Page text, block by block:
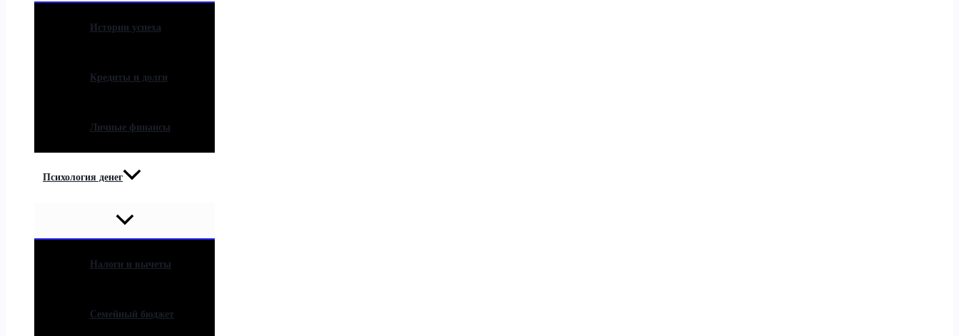
Истории успеха
Кредиты и долги
Личные финансы
Психология денег
Налоги и вычеты
Семейный бюджет